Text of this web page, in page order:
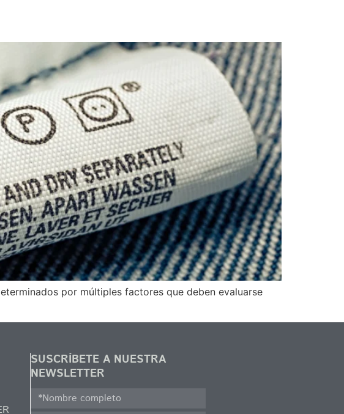
por múltiples factores que deben evaluarse
SUSCRÍBETE A NUESTRA
NEWSLETTER